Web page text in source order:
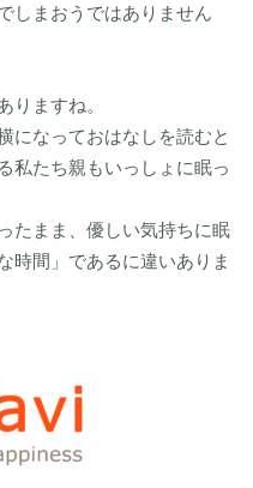
しまおうではありません
りますね。
になっておはなしを読むと
私たち親もいっしょに眠っ
たまま、優しい気持ちに眠
時間」であるに違いありま